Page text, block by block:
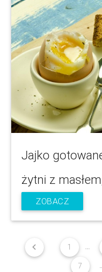
Jajko
żytni z
ZOBACZ
chevron_left 1 ...
7